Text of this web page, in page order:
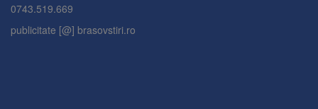
0743.519.669
publicitate [@] brasovstiri.ro